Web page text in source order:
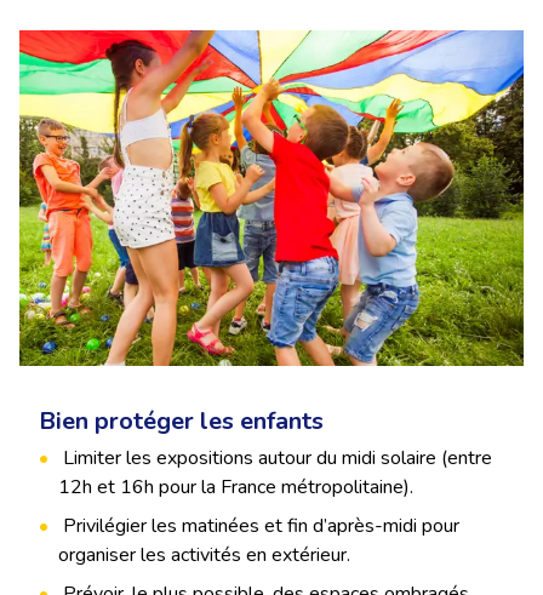
Bien protéger les enfants
Limiter les expositions autour du midi solaire (entre
12h et 16h pour la France métropolitaine).
Privilégier les matinées et fin d’après-midi pour
organiser les activités en extérieur.